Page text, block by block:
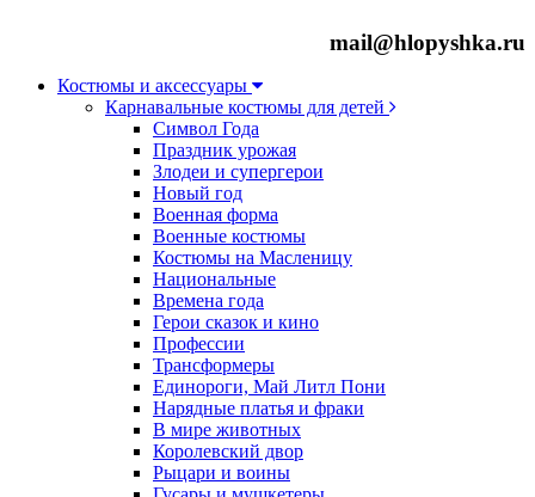
mail@hlopyshka.ru
Костюмы и аксессуары
Карнавальные костюмы для детей
Символ Года
Праздник урожая
Злодеи и супергерои
Новый год
Военная форма
Военные костюмы
Костюмы на Масленицу
Национальные
Времена года
Герои сказок и кино
Профессии
Трансформеры
Единороги, Май Литл Пони
Нарядные платья и фраки
В мире животных
Королевский двор
Рыцари и воины